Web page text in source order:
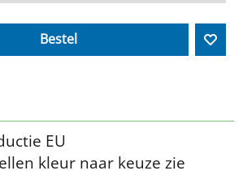
Bestel
EU
kleur naar keuze zie